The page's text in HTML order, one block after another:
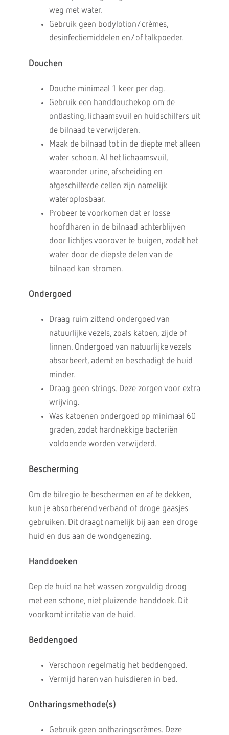
weg met water.
Gebruik geen bodylotion/crèmes,
desinfectiemiddelen en/of talkpoeder.
Douchen
Douche minimaal 1 keer per dag.
Gebruik een handdouchekop om de
ontlasting, lichaamsvuil en huidschilfers uit
de bilnaad te verwijderen.
Maak de bilnaad tot in de diepte met alleen
water schoon. Al het lichaamsvuil,
waaronder urine, afscheiding en
afgeschilferde cellen zijn namelijk
wateroplosbaar.
Probeer te voorkomen dat er losse
hoofdharen in de bilnaad achterblijven
door lichtjes voorover te buigen, zodat het
water door de diepste delen van de
bilnaad kan stromen.
Ondergoed
Draag ruim zittend ondergoed van
natuurlijke vezels, zoals katoen, zijde of
linnen. Ondergoed van natuurlijke vezels
absorbeert, ademt en beschadigt de huid
minder.
Draag geen strings. Deze zorgen voor extra
wrijving.
Was katoenen ondergoed op minimaal 60
graden, zodat hardnekkige bacteriën
voldoende worden verwijderd.
Bescherming
Om de bilregio te beschermen en af te dekken,
kun je absorberend verband of droge gaasjes
gebruiken. Dit draagt namelijk bij aan een droge
huid en dus aan de wondgenezing.
Handdoeken
Dep de huid na het wassen zorgvuldig droog
met een schone, niet pluizende handdoek. Dit
voorkomt irritatie van de huid.
Beddengoed
Verschoon regelmatig het beddengoed.
Vermijd haren van huisdieren in bed.
Ontharingsmethode(s)
Gebruik geen ontharingscrèmes. Deze